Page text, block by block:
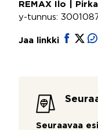
REMAX Ilo |
y-tunnus:
Jaa linkki
Seuraavaa